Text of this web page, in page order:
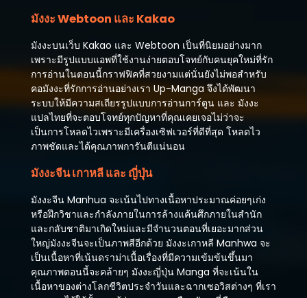
พฤศจิกายน 13, 2023
ตอนที่ 18
พฤศจิกายน 13, 2023
ตอนที่ 17
พฤศจิกายน 13, 2023
พฤศจิกายน 13, 2023
ตอนที่ 15
พฤศจิกายน 13, 2023
ตอนที่ 14
พฤศจิกายน 13, 2023
ตอนที่ 13
มังงะ Webtoon และ Kakao
มังงะบนเว็บ Kakao และ Webtoon เป็นที่นิยมอย่างมาก
เพราะมีรูปแบบแอพที่ใช้งานง่ายตอบโจทย์กับคนยุคใหม่ที่รัก
การอ่านในตอนนี้กราฟฟิคที่สวยงามแต่นั่นยังไม่พอสำหรับ
คอมังงะที่รักการอ่านอย่างเรา Up-Manga จึงได้พัฒนา
ระบบให้มีความสเถียรรูปแบบการอ่านการ์ตูน และ มังงะ
แปลไทยที่จะตอบโจทย์ทุกปัญหาที่คุณเคยเจอไม่ว่าจะ
เป็นการโหลดไวเพราะมีเครื่องเซิฟเวอร์ที่ดีที่สุด โหลดไว
ภาพชัดและได้คุณภาพการันตีแน่นอน
มังงะจีน เกาหลี และ ญี่ปุ่น
มังงะจีน Manhua จะเน้นไปทางเนื้อหาประมาณค่อยๆเก่ง
หรือฝึกวิชาและกำลังภายในการล้างแค้นศึกภายในสำนัก
และกลับชาติมาเกิดใหม่และมีจำนวนตอนที่เยอะมากส่วน
ใหญ่มังงะจีนจะเป็นภาพสีอีกด้วย มังงะเกาหลี Manhwa จะ
เป็นเนื้อหาที่เน้นดราม่าเนื้อเรื่องที่มีความเข้มข้นขึ้นมา
คุณภาพตอนนี้จะคล้ายๆ มังงะญี่ปุ่น Manga ที่จะเน้นใน
เนื้อหาของต่างโลกชีวิตประจำวันและฉากเซอวิสต่างๆ ที่เรา